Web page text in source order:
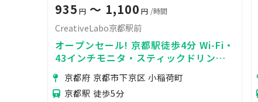
935 円 〜 1,100 円 /時間
CreativeLabo京都駅前
オープンセール! 京都駅徒歩4分 Wi-Fi・
43インチモニタ・スティックドリンク
無料! Yogiboソファ完備で会議やセミ
ナーを快適に！
京都府 京都市下京区 小稲荷町
京都駅 徒歩5分